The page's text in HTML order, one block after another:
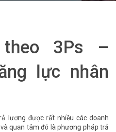
3Ps –
lực nhân
lương được rất nhiều các doanh
quan tâm đó là phương pháp trả